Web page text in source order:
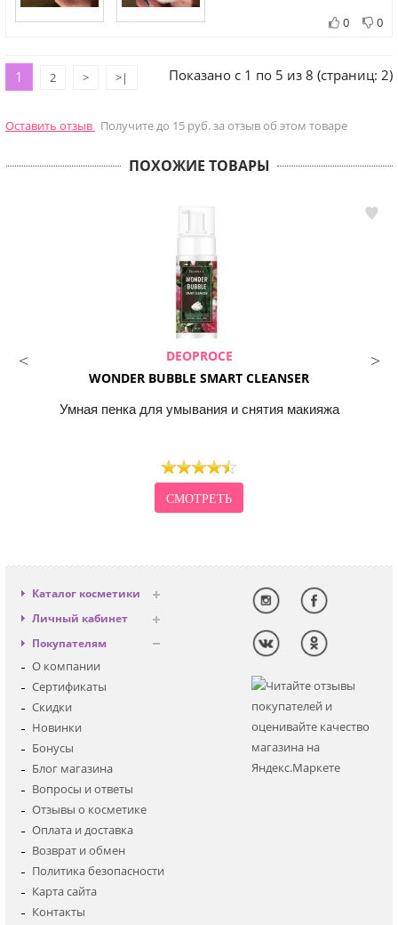
0 0
1 2 > >| Показано с 1 по 5 из 8 (страниц: 2)
Оставить отзыв Получите до 15 руб. за отзыв об этом товаре
ПОХОЖИЕ ТОВАРЫ
DEOPROCE
WONDER BUBBLE SMART CLEANSER
Умная пенка для умывания и снятия макияжа
СМОТРЕТЬ
Каталог косметики
Антивозрастная
Декоративная
Для глаз
Для тела
Наборы
Детская
Личный кабинет
Вход
Регистрация
Покупателям
О компании
Сертификаты
Скидки
Новинки
Бонусы
Блог магазина
Вопросы и ответы
Отзывы о косметике
Оплата и доставка
Возврат и обмен
Политика безопасности
Карта сайта
Контакты